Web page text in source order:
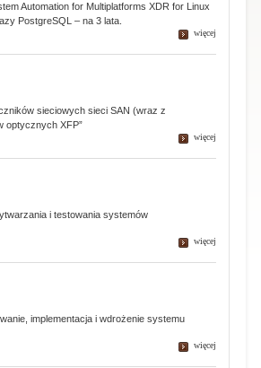
Automation for Multiplatforms XDR for Linux
PostgreSQL – na 3 lata.
więcej
sieciowych sieci SAN (wraz z
optycznych XFP”
więcej
i testowania systemów
więcej
implementacja i wdrożenie systemu
więcej